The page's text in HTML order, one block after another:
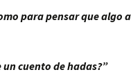
para pensar que algo
cuento de hadas?”